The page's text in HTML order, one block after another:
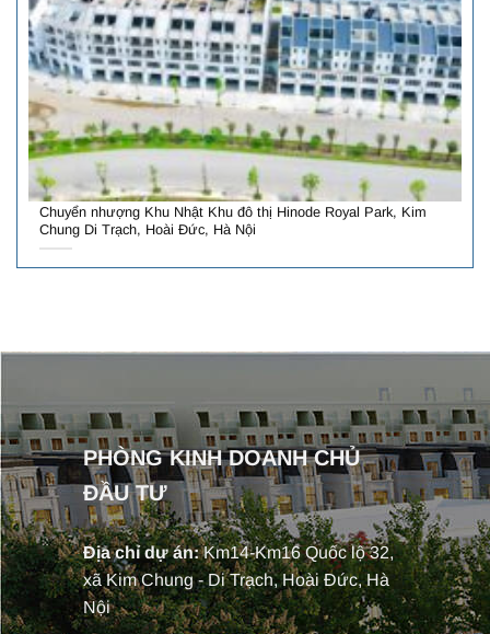
Chuyển nhượng Khu Nhật Khu đô thị Hinode Royal Park, Kim
Chung Di Trạch, Hoài Đức, Hà Nội
PHÒNG KINH DOANH CHỦ
ĐẦU TƯ
Địa chỉ dự án:Km14-Km16 Quốc lộ 32,
xã Kim Chung - Di Trạch, Hoài Đức, Hà
Nội